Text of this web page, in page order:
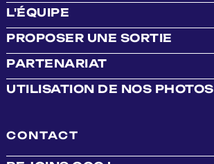
L'ÉQUIPE
PROPOSER UNE SORTIE
PARTENARIAT
UTILISATION DE NOS PHOTOS
CONTACT